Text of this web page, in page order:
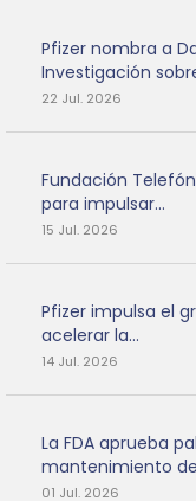
Pfizer nombra a
Investigación
22 Jul. 2026
Fundación
para impulsar...
15 Jul. 2026
Pfizer impulsa el
acelerar la...
14 Jul. 2026
La FDA aprueba
mantenimiento
01 Jul. 2026